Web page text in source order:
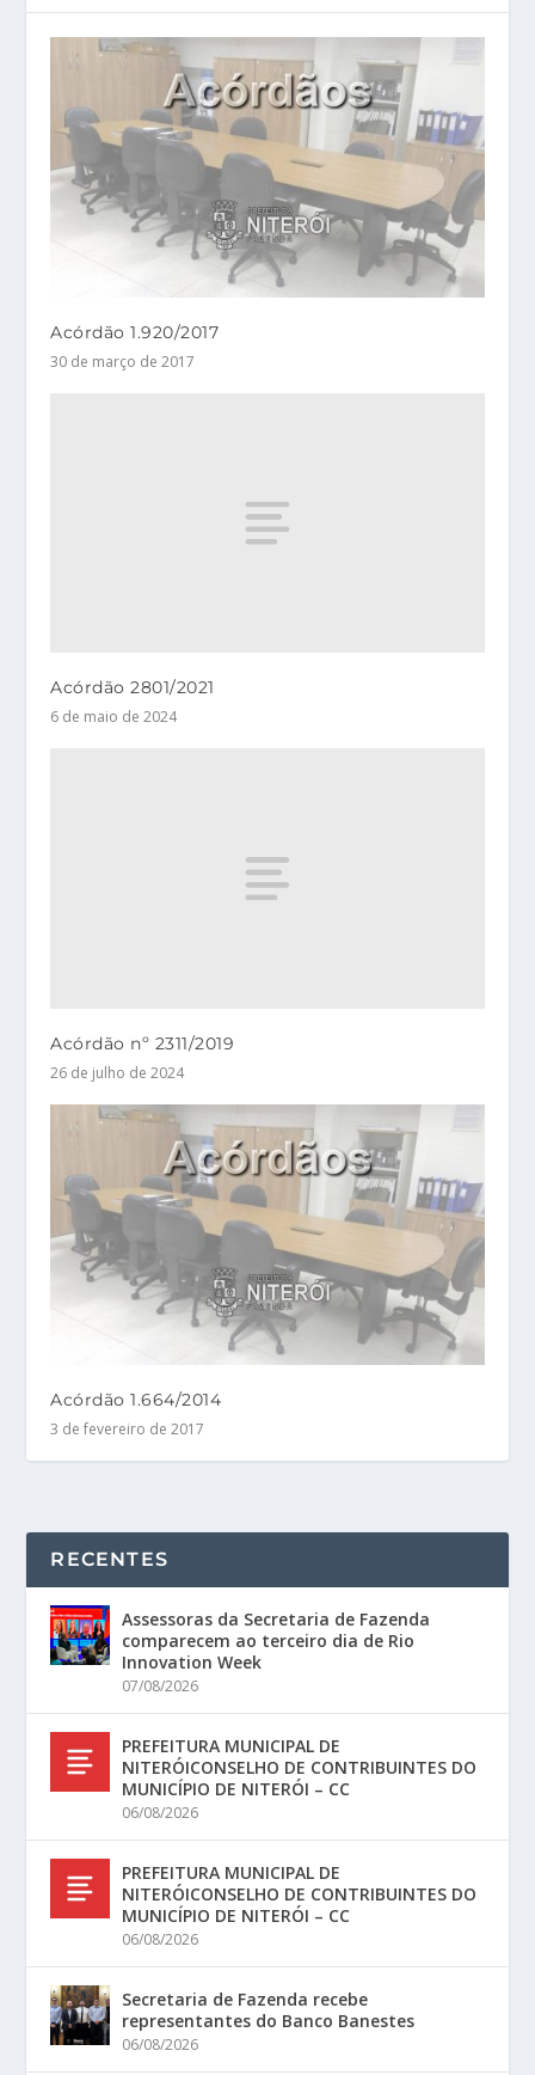
Acórdão 1.920/2017
30 de março de 2017
Acórdão 2801/2021
6 de maio de 2024
Acórdão nº 2311/2019
26 de julho de 2024
Acórdão 1.664/2014
3 de fevereiro de 2017
RECENTES
Assessoras da Secretaria de Fazenda
comparecem ao terceiro dia de Rio
Innovation Week
07/08/2026
PREFEITURA MUNICIPAL DE
NITERÓICONSELHO DE CONTRIBUINTES DO
MUNICÍPIO DE NITERÓI – CC
06/08/2026
PREFEITURA MUNICIPAL DE
NITERÓICONSELHO DE CONTRIBUINTES DO
MUNICÍPIO DE NITERÓI – CC
06/08/2026
Secretaria de Fazenda recebe
representantes do Banco Banestes
06/08/2026